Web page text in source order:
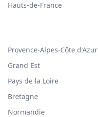
Hauts-de-France
Provence-Alpes-Côte d'Azur
Grand Est
Pays de la Loire
Bretagne
Normandie